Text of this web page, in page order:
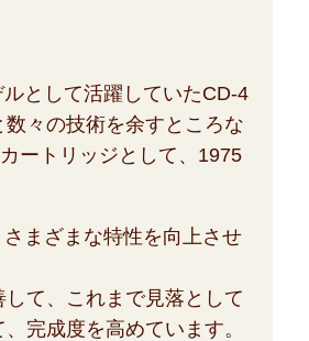
ルとして活躍していたCD-4
々の技術を余すところな
ートリッジとして、1975
さまざまな特性を向上させ
て、これまで見落として
完成度を高めています。